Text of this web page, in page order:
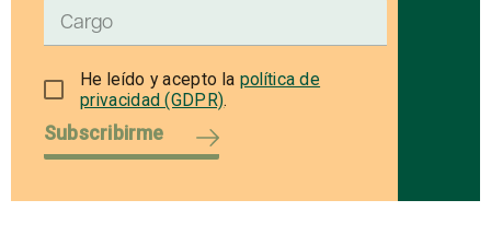
He leído y acepto la política de
privacidad (GDPR).
Subscribirme